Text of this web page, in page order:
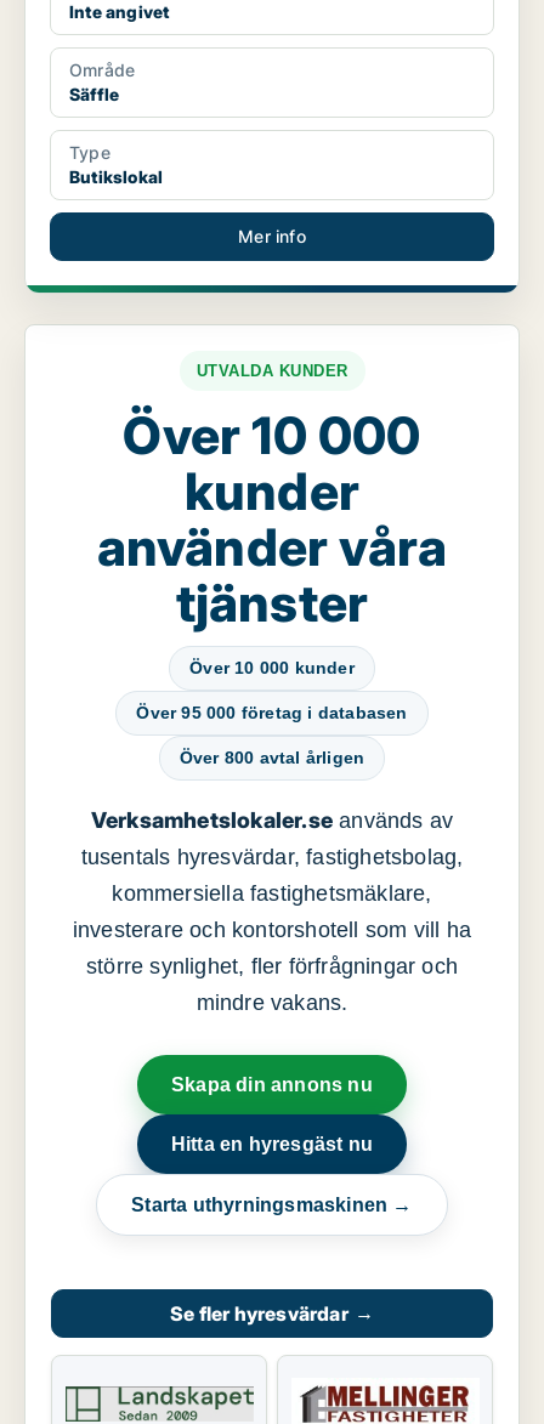
Inte angivet
Område
Säffle
Type
Butikslokal
Mer info
UTVALDA KUNDER
Över 10 000
kunder
använder våra
tjänster
Över 10 000 kunder
Över 95 000 företag i databasen
Över 800 avtal årligen
Verksamhetslokaler.se används av
tusentals hyresvärdar, fastighetsbolag,
kommersiella fastighetsmäklare,
investerare och kontorshotell som vill ha
större synlighet, fler förfrågningar och
mindre vakans.
Skapa din annons nu
Hitta en hyresgäst nu
Starta uthyrningsmaskinen →
Se fler hyresvärdar →